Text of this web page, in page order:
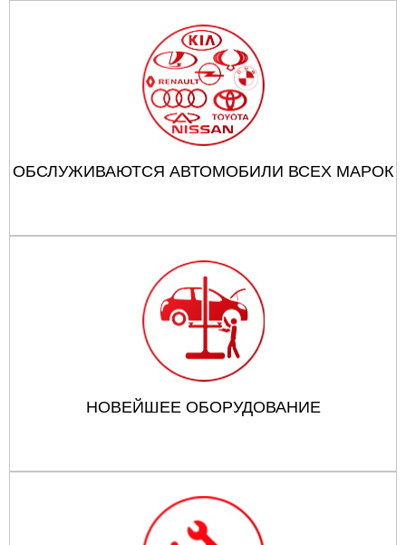
ОБСЛУЖИВАЮТСЯ АВТОМОБИЛИ ВСЕХ МАРОК
НОВЕЙШЕЕ ОБОРУДОВАНИЕ